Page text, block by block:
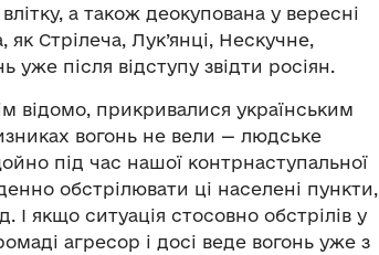
а також деокупована у вересні
Стрілеча, Лук’янці, Нескучне,
після відступу звідти росіян.
відомо, прикривалися українським
вогонь не вели — людське
під час нашої контрнаступальної
обстрілювати ці населені пункти,
якщо ситуація стосовно обстрілів у
агресор і досі веде вогонь уже з